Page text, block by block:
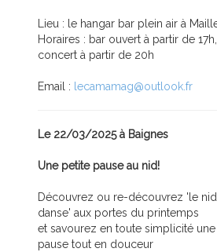
Lieu : le hangar bar plein air à
Horaires : bar ouvert à partir de
concert à partir de 20h
Email : lecamamag@outlook.fr
Le 22/03/2025 à Baignes
Une petite pause au nid!
Découvrez ou re-découvrez 'le
danse' aux portes du printemps
et savourez en toute simplicité
pause tout en douceur